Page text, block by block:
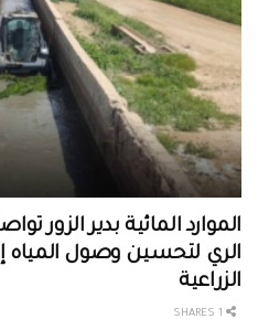
الموارد المائية بدير الزور
الري لتحسين وصول المياه
الزراعية